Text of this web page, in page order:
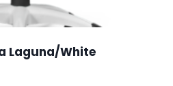
Laguna/White